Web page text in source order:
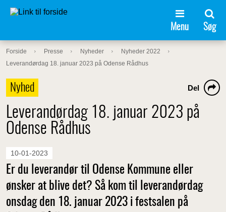
Menu Søg
Forside Presse Nyheder
Nyheder 2022
Leverandørdag 18. januar 2023 på Odense Rådhus
Nyhed
Leverandørdag 18. januar 2023 på
Odense Rådhus
Del
10-01-2023
Er du leverandør til Odense Kommune eller
ønsker at blive det? Så kom til leverandørdag
onsdag den 18. januar 2023 i festsalen på